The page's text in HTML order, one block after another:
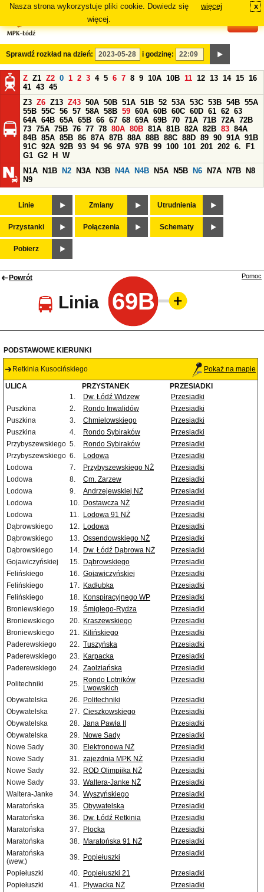
Nasza strona wykorzystuje pliki cookie. Dowiedz się
więcej.
więcej x
Sprawdź rozkład na dzień: i godzinę:
Z Z1 Z2 0 1 2 3 4 5 6 7 8 9 10A 10B 11 12 13 14 15 16
41 43 45
Z3 Z6 Z13 Z43 50A 50B 51A 51B 52 53A 53C 53B 54B 55A
55B 55C 56 57 58A 58B 59 60A 60B 60C 60D 61 62 63
64A 64B 65A 65B 66 67 68 69A 69B 70 71A 71B 72A 72B
73 75A 75B 76 77 78 80A 80B 81A 81B 82A 82B 83 84A
84B 85A 85B 86 87A 87B 88A 88B 88C 88D 89 90 91A 91B
91C 92A 92B 93 94 96 97A 97B 99 100 101 201 202 6.
F1
G1 G2 H
W
N1A
N1B N2 N3A N3B N4A N4B N5A N5B N6 N7A N7B
N8
N9
Linie Zmiany Utrudnienia
Przystanki Połączenia Schematy
Pobierz
Powrót
Linia 69B
Pomoc
PODSTAWOWE KIERUNKI
Retkinia Kusocińskiego Pokaż na mapie
ULICA PRZYSTANEK
PRZESIADKI
1.
Dw. Łódź Widzew
Przesiadki
Puszkina
2. Rondo Inwalidów
Przesiadki
Puszkina
3. Chmielowskiego
Przesiadki
Puszkina
4. Rondo Sybiraków
Przesiadki
Przybyszewskiego 5. Rondo Sybiraków
Przesiadki
Przybyszewskiego 6. Lodowa
Przesiadki
Lodowa
7. Przybyszewskiego NŻ
Przesiadki
Lodowa
8. Cm. Zarzew
Przesiadki
Lodowa
9. Andrzejewskiej NŻ
Przesiadki
Lodowa
10. Dostawcza NŻ
Przesiadki
Lodowa
11. Lodowa 91 NŻ
Przesiadki
Dąbrowskiego
12. Lodowa
Przesiadki
Dąbrowskiego
13. Ossendowskiego NŻ
Przesiadki
Dąbrowskiego
14. Dw. Łódź Dąbrowa NŻ
Przesiadki
Gojawiczyńskiej
15. Dąbrowskiego
Przesiadki
Felińskiego
16. Gojawiczyńskiej
Przesiadki
Felińskiego
17. Kadłubka
Przesiadki
Felińskiego
18. Konspiracyjnego WP
Przesiadki
Broniewskiego
19. Śmigłego-Rydza
Przesiadki
Broniewskiego
20. Kraszewskiego
Przesiadki
Broniewskiego
21. Kilińskiego
Przesiadki
Paderewskiego
22. Tuszyńska
Przesiadki
Paderewskiego
23. Karpacka
Przesiadki
Paderewskiego
24. Zaolziańska
Przesiadki
Politechniki
25. Rondo Lotników
Lwowskich
Przesiadki
Obywatelska 26. Politechniki
Przesiadki
Obywatelska
27. Cieszkowskiego
Przesiadki
Obywatelska
28. Jana Pawła II
Przesiadki
Obywatelska
29. Nowe Sady
Przesiadki
Nowe Sady
30. Elektronowa NŻ
Przesiadki
Nowe Sady
31. zajezdnia MPK NŻ
Przesiadki
Nowe Sady
32. ROD Olimpijka NŻ
Przesiadki
Nowe Sady
33. Waltera-Janke NŻ
Przesiadki
Waltera-Janke
34. Wyszyńskiego
Przesiadki
Maratońska
35. Obywatelska
Przesiadki
Maratońska
36. Dw. Łódź Retkinia
Przesiadki
Maratońska
37. Plocka
Przesiadki
Maratońska
38. Maratońska 91 NŻ
Przesiadki
Maratońska
(wew.)
39. Popiełuszki Przesiadki
Popiełuszki 40. Popiełuszki 21
Przesiadki
Popiełuszki
41. Pływacka NŻ
Przesiadki